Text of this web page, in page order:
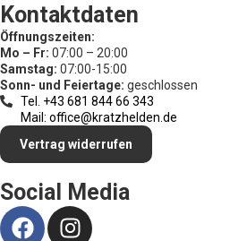
Kontaktdaten
Öffnungszeiten:
Mo – Fr: 07:00 – 20:00
Samstag: 07:00-15:00
Sonn- und Feiertage: geschlossen
Tel. +43 681 844 66 343
Mail: office@kratzhelden.de
Vertrag widerrufen
Social Media